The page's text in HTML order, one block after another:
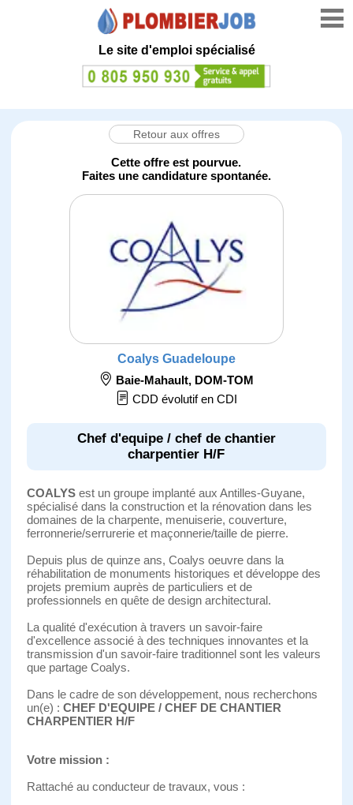
Le site d'emploi spécialisé
Retour aux offres
Cette offre est pourvue.
Faites une candidature spontanée.
Coalys Guadeloupe
Baie-Mahault, DOM-TOM
CDD évolutif en CDI
Chef d'equipe / chef de chantier
charpentier H/F
COALYSest un groupe implanté aux Antilles-Guyane,
spécialisé dans la construction et la rénovation dans les
domaines de la charpente, menuiserie, couverture,
ferronnerie/serrurerie et maçonnerie/taille de pierre.
Depuis plus de quinze ans, Coalys oeuvre dans la
réhabilitation de monuments historiques et développe des
projets premium auprès de particuliers et de
professionnels en quête de design architectural.
La qualité d'exécution à travers un savoir-faire
d'excellence associé à des techniques innovantes et la
transmission d'un savoir-faire traditionnel sont les valeurs
que partage Coalys.
Dans le cadre de son développement, nous recherchons
un(e) : CHEF D'EQUIPE / CHEF DE CHANTIER
CHARPENTIER H/F
Votre mission :
Rattaché au conducteur de travaux, vous :